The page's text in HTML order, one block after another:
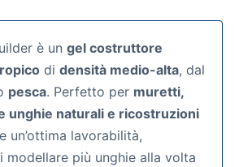
è un gel costruttore
di densità medio-alta, dal
pesca. Perfetto per muretti,
unghie naturali e ricostruzioni
un’ottima lavorabilità,
modellare più unghie alla volta